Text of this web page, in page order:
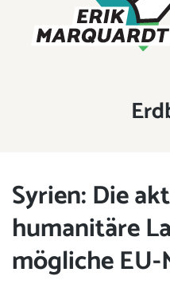
Syrien: Die
humanitäre
mögliche